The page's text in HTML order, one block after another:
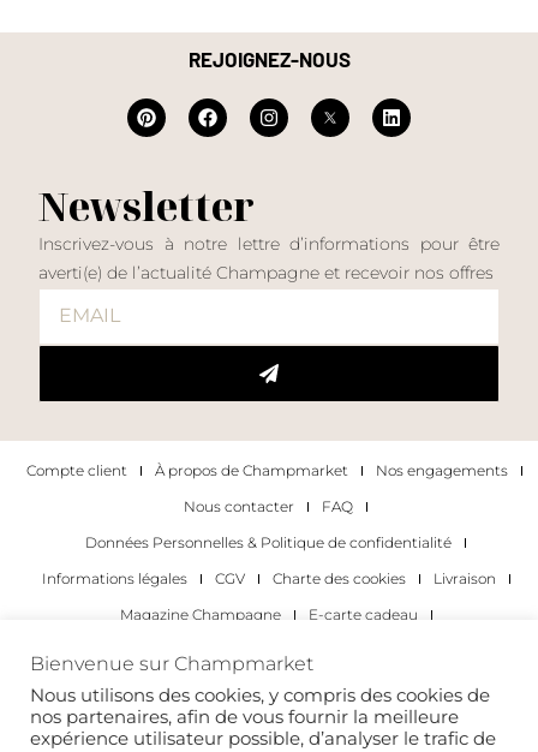
REJOIGNEZ-NOUS
Newsletter
Inscrivez-vous à notre lettre d’informations pour être
averti(e) de l’actualité Champagne et recevoir nos offres
Compte client À propos de Champmarket
Nos engagements
Nous contacter
FAQ
Données Personnelles & Politique de confidentialité
Informations légales
CGV Charte des cookies
Livraison
Magazine Champagne
E-carte cadeau
Les occasions pour déguster du champagne
Pour les particuliers
Pour les entreprises
Bienvenue sur Champmarket
Nous utilisons des cookies, y compris des cookies de
nos partenaires, afin de vous fournir la meilleure
expérience utilisateur possible, d’analyser le trafic de